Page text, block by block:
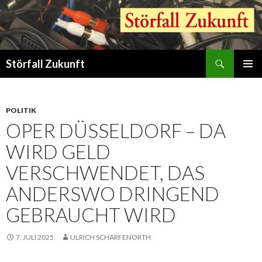
Störfall Zukunft
POLITIK
OPER DÜSSELDORF – DA
WIRD GELD
VERSCHWENDET, DAS
ANDERSWO DRINGEND
GEBRAUCHT WIRD
7. JULI 2025 ULRICH SCHARFENORTH